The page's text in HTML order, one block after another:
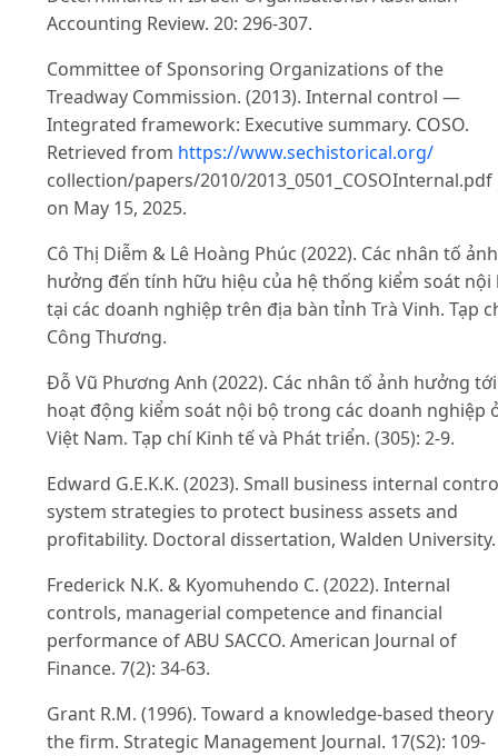
Accounting Review. 20: 296-307.
Committee of Sponsoring Organizations of the
Treadway Commission. (2013). Internal control —
Integrated framework: Executive summary. COSO.
Retrieved from https://www.sechistorical.org/
collection/papers/2010/2013_0501_COSOInternal.pdf
on May 15, 2025.
Cô Thị Diễm & Lê Hoàng Phúc (2022). Các nhân tố ảnh
hưởng đến tính hữu hiệu của hệ thống kiểm soát nội
tại các doanh nghiệp trên địa bàn tỉnh Trà Vinh. Tạp
Công Thương.
Đỗ Vũ Phương Anh (2022). Các nhân tố ảnh hưởng tới
hoạt động kiểm soát nội bộ trong các doanh nghiệp
Việt Nam. Tạp chí Kinh tế và Phát triển. (305): 2-9.
Edward G.E.K.K. (2023). Small business internal
system strategies to protect business assets and
profitability. Doctoral dissertation, Walden University.
Frederick N.K. & Kyomuhendo C. (2022). Internal
controls, managerial competence and financial
performance of ABU SACCO. American Journal of
Finance. 7(2): 34-63.
Grant R.M. (1996). Toward a knowledge‐based
the firm. Strategic Management Journal. 17(S2): 109-